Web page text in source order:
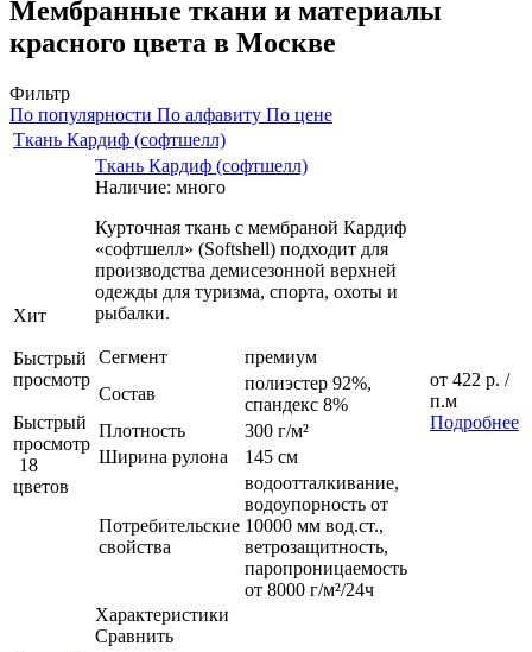
Мембранные ткани и материалы
красного цвета в Москве
Фильтр
По популярности По алфавиту По цене
Ткань Кардиф (софтшелл)
Хит
Быстрый
просмотр
Быстрый
просмотр
18
цветов
Ткань Кардиф (софтшелл)
Наличие: много
Курточная ткань с мембраной Кардиф
«софтшелл» (Softshell) подходит для
производства демисезонной верхней
одежды для туризма, спорта, охоты и
рыбалки.
Сегмент
премиум
Состав
полиэстер 92%,
спандекс 8%
Плотность
300 г/м²
Ширина рулона
145 см
Потребительские
свойства
водоотталкивание,
водоупорность от
10000 мм вод.ст.,
ветрозащитность,
паропроницаемость
от 8000 г/м²/24ч
Характеристики
Сравнить
от 422 р. /
п.м
Подробнее